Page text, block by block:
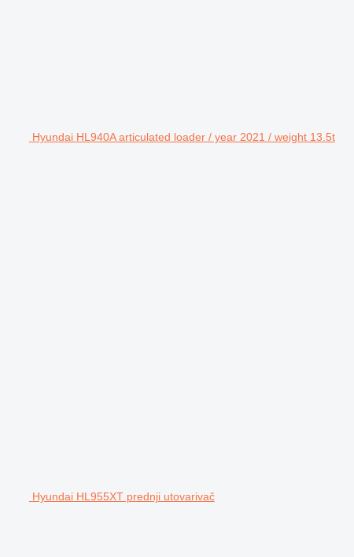
Hyundai HL940A articulated loader / year 2021 / weight 13.5t
Hyundai HL955XT prednji utovarivač